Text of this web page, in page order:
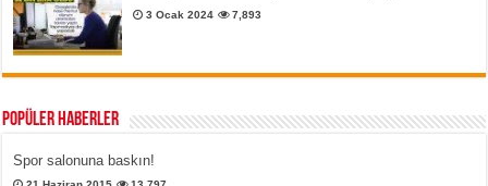
3 Ocak 2024 7,893
Popüler Haberler
Spor salonuna baskın!